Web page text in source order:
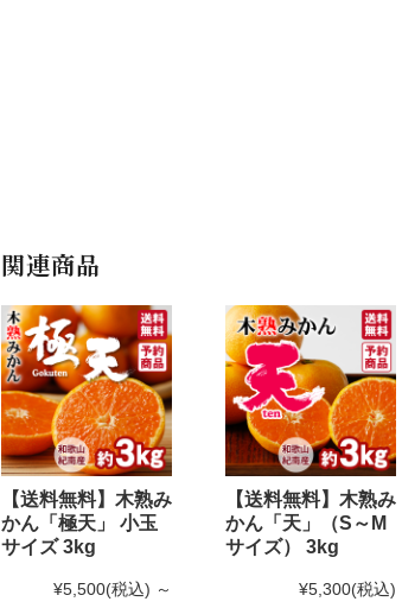
関連商品
【送料無料】木熟み
かん「極天」 小玉
サイズ 3kg
¥5,500(税込) ～
【送料無料】木熟み
かん「天」（S～M
サイズ） 3kg
¥5,300(税込)